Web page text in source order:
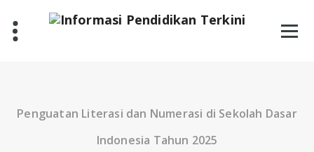
content
Penguatan Literasi dan Numerasi di Sekolah Dasar
Indonesia Tahun 2025